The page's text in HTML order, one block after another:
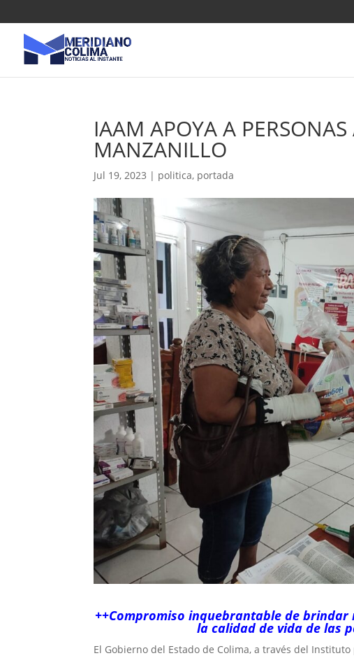
IAAM APOYA A
MANZANILLO
Jul 19, 2023 | politica, portada
++Compromiso inquebrantable de
la calidad de vida de las
El Gobierno del Estado de Colima, a través del